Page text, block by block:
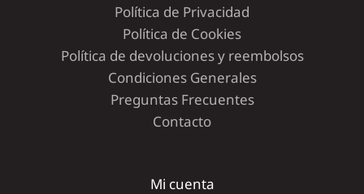
Política de Privacidad
Política de Cookies
Política de devoluciones y reembolsos
Condiciones Generales
Preguntas Frecuentes
Contacto
Mi cuenta